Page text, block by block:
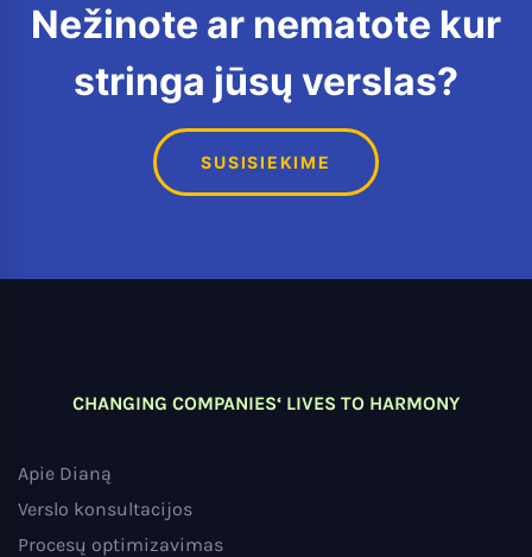
Nežinote ar nematote kur
stringa jūsų verslas?
SUSISIEKIME
CHANGING COMPANIES‘ LIVES TO HARMONY
Apie Dianą
Verslo konsultacijos
Procesų optimizavimas